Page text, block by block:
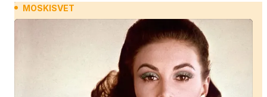
MOSKISVET